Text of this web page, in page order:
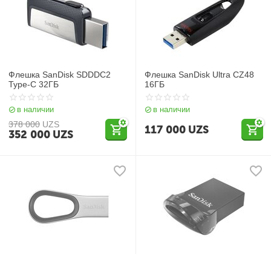
Флешка SanDisk SDDDC2
Type-C 32ГБ
в наличии
378 000 UZS
352 000 UZS
Флешка SanDisk Ultra CZ48
16ГБ
в наличии
117 000 UZS